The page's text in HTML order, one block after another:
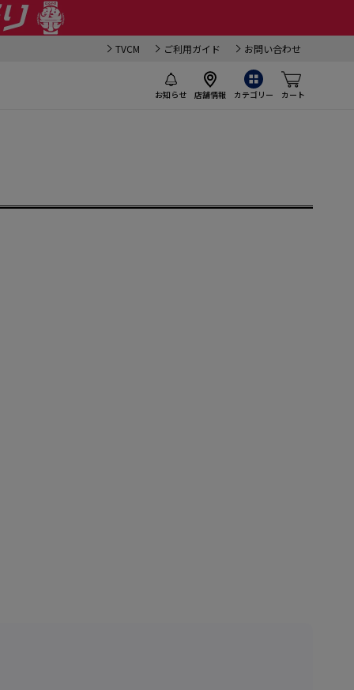
TVCM ご利用ガイド お問い合わせ
お知らせ 店舗情報 カテゴリー カート